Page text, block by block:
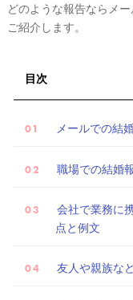
どのような報告ならメ
ご紹介します。
目次
メールでの結
職場での結婚
会社で業務に
点と例文
友人や親族な